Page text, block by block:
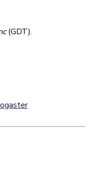
(GDT).